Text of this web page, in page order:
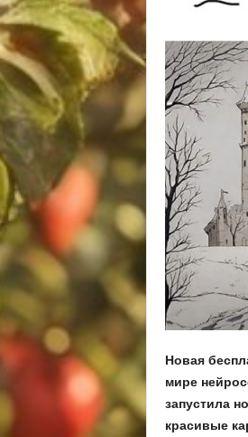
Новая
мире
запустила
красивые